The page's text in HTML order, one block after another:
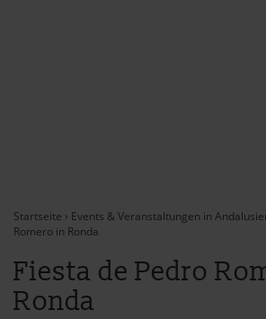
Startseite › Events & Veranstaltungen in
Romero in Ronda
Fiesta de Pedro
Ronda